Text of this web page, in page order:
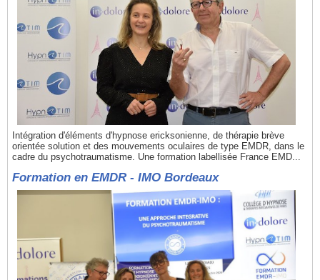
Intégration d'éléments d'hypnose ericksonienne, de thérapie brève
orientée solution et des mouvements oculaires de type EMDR, dans le
cadre du psychotraumatisme. Une formation labellisée France EMD...
Formation en EMDR - IMO Bordeaux